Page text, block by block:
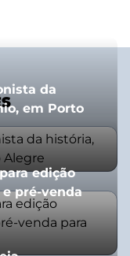
da
em Porto
edição
pré-venda